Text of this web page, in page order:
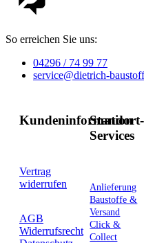
So erreichen Sie uns:
04296 / 74 99 77
service@dietrich-
Kundeninformation
Vertrag
widerrufen
AGB
Widerrufsrecht
Standort-
Services
Anlieferung
Baustoffe &
Versand
Click &
Collect